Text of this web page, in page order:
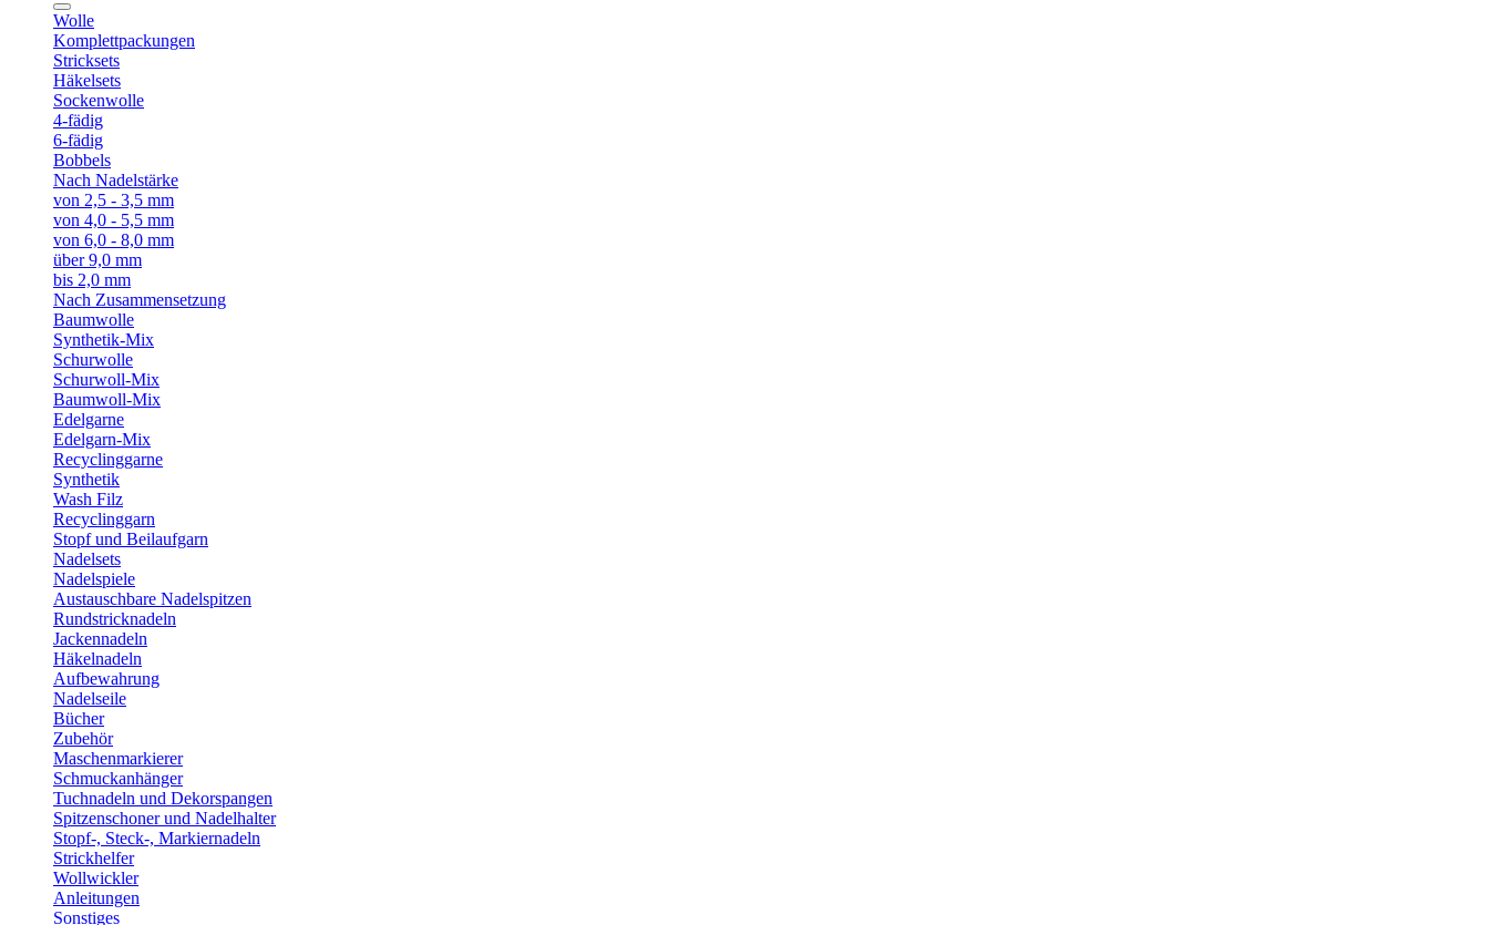
Wolle
Komplettpackungen
Stricksets
Häkelsets
Sockenwolle
4-fädig
6-fädig
Bobbels
Nach Nadelstärke
von 2,5 - 3,5 mm
von 4,0 - 5,5 mm
von 6,0 - 8,0 mm
über 9,0 mm
bis 2,0 mm
Nach Zusammensetzung
Baumwolle
Synthetik-Mix
Schurwolle
Schurwoll-Mix
Baumwoll-Mix
Edelgarne
Edelgarn-Mix
Recyclinggarne
Synthetik
Wash Filz
Recyclinggarn
Stopf und Beilaufgarn
Nadelsets
Nadelspiele
Austauschbare Nadelspitzen
Rundstricknadeln
Jackennadeln
Häkelnadeln
Aufbewahrung
Nadelseile
Bücher
Zubehör
Maschenmarkierer
Schmuckanhänger
Tuchnadeln und Dekorspangen
Spitzenschoner und Nadelhalter
Stopf-, Steck-, Markiernadeln
Strickhelfer
Wollwickler
Anleitungen
Sonstiges